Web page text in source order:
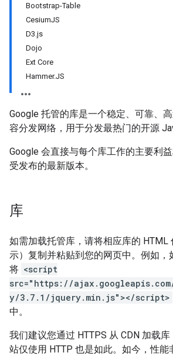
Bootstrap-Table
CesiumJS
D3.js
Dojo
Ext Core
Hammer.JS
Google 托管的库是一个稳定、可靠、
容分发网络，用于分发最热门的开源
Google 会直接与每个库工作的主要利
受发布的最新版本。
库
如需加载托管库，请将相应库的 HTML
示）复制并粘贴到您的网页中。例如，
将 <script
src="https://
y/3.7.1/jquery.min.js"></script>
中。
我们建议您通过 HTTPS 从 CDN 加载
站仅使用 HTTP 也是如此。如今，性